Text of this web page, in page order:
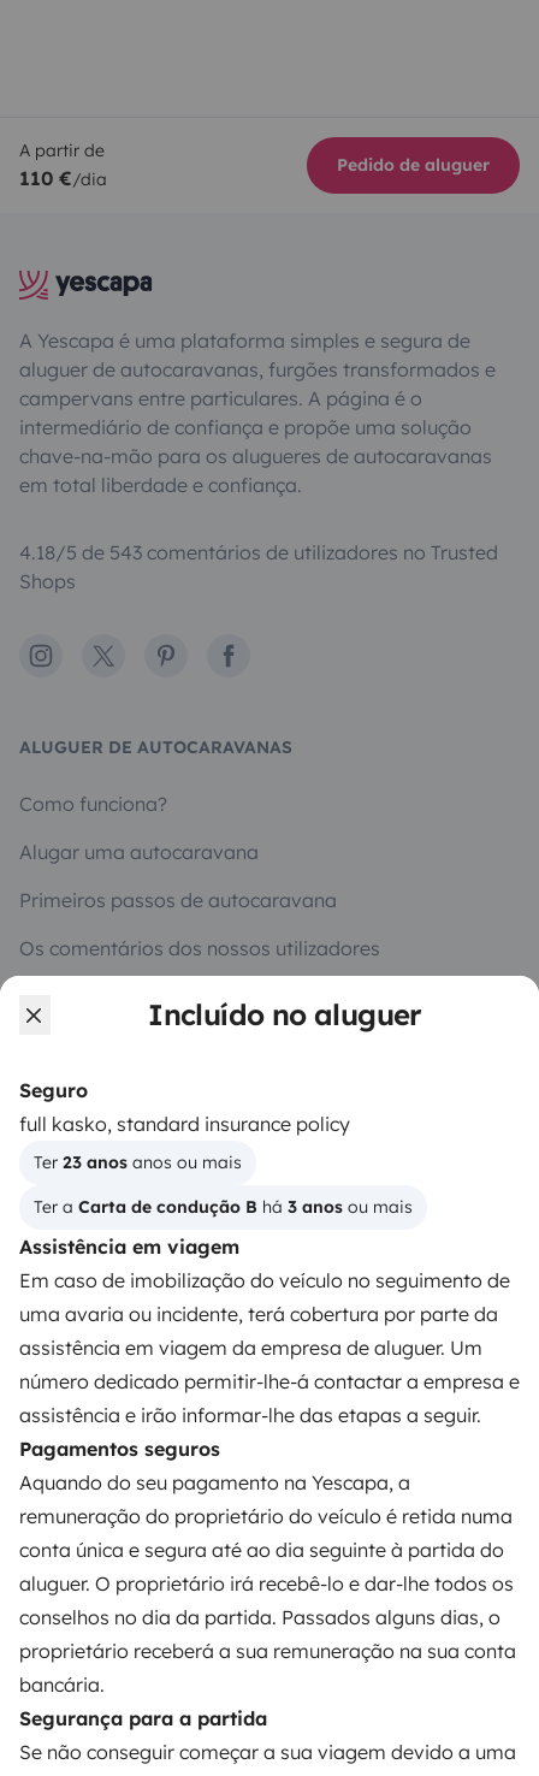
Incluído no aluguer
Seguro
full kasko, standard insurance policy
Ter 23 anos anos ou mais
Ter a Carta de condução B há 3 anos ou mais
Assistência em viagem
Em caso de imobilização do veículo no seguimento de
uma avaria ou incidente, terá cobertura por parte da
assistência em viagem da empresa de aluguer. Um
número dedicado permitir-lhe-á contactar a empresa e
assistência e irão informar-lhe das etapas a seguir.
Pagamentos seguros
Aquando do seu pagamento na Yescapa, a
remuneração do proprietário do veículo é retida numa
conta única e segura até ao dia seguinte à partida do
aluguer. O proprietário irá recebê-lo e dar-lhe todos os
conselhos no dia da partida. Passados alguns dias, o
proprietário receberá a sua remuneração na sua conta
bancária.
Segurança para a partida
Se não conseguir começar a sua viagem devido a uma
A partir de
110 €/dia
Pedido de aluguer
A Yescapa é uma plataforma simples e segura de
aluguer de autocaravanas, furgões transformados e
campervans entre particulares. A página é o
intermediário de confiança e propõe uma solução
chave-na-mão para os alugueres de autocaravanas
em total liberdade e confiança.
4.18/5 de 543 comentários de utilizadores no Trusted
Shops
Instagram
X PinterestFacebook
ALUGUER DE AUTOCARAVANAS
Como funciona?
Alugar uma autocaravana
Primeiros passos de autocaravana
Os comentários dos nossos utilizadores
PROPRIETÁRIOS
Contrato de aluguer
Seguro de aluguer
Assistências de aluguer
Ajuda proprietário
Modos de pagamento seguros
Pagamento em prestações
Descarregar na
Disponível na
Google Play